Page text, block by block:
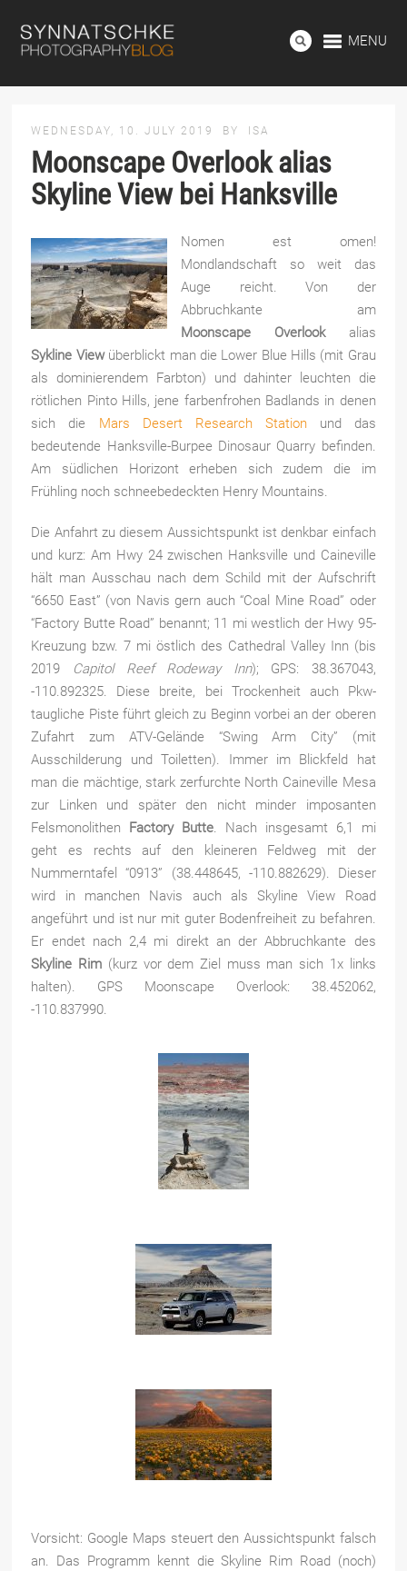
MENU
WEDNESDAY, 10. JULY 2019 BY ISA
Moonscape Overlook alias
Skyline View bei Hanksville
Nomen est omen!
Mondlandschaft so weit das
Auge reicht. Von der
Abbruchkante am
Moonscape Overlookalias
Sykline Viewüberblickt man die Lower Blue Hills (mit Grau
als dominierendem Farbton) und dahinter leuchten die
rötlichen Pinto Hills, jene farbenfrohen Badlands in denen
sich die Mars Desert Research Stationund das
bedeutende Hanksville-Burpee Dinosaur Quarry befinden.
Am südlichen Horizont erheben sich zudem die im
Frühling noch schneebedeckten Henry Mountains.
Die Anfahrt zu diesem Aussichtspunkt ist denkbar einfach
und kurz: Am Hwy 24 zwischen Hanksville und Caineville
hält man Ausschau nach dem Schild mit der Aufschrift
“6650 East” (von Navis gern auch “Coal Mine Road” oder
“Factory Butte Road” benannt; 11 mi westlich der Hwy 95-
Kreuzung bzw. 7 mi östlich des Cathedral Valley Inn (bis
2019
Capitol Reef Rodeway Inn); GPS: 38.367043,
-110.892325. Diese breite, bei Trockenheit auch Pkw-
taugliche Piste führt gleich zu Beginn vorbei an der oberen
Zufahrt zum ATV-Gelände “Swing Arm City” (mit
Ausschilderung und Toiletten). Immer im Blickfeld hat
man die mächtige, stark zerfurchte North Caineville Mesa
zur Linken und später den nicht minder imposanten
Felsmonolithen Factory Butte. Nach insgesamt 6,1 mi
geht es rechts auf den kleineren Feldweg mit der
Nummerntafel “0913” (38.448645, -110.882629). Dieser
wird in manchen Navis auch als Skyline View Road
angeführt und ist nur mit guter Bodenfreiheit zu befahren.
Er endet nach 2,4 mi direkt an der Abbruchkante des
Skyline Rim (kurz vor dem Ziel muss man sich 1x links
halten). GPS Moonscape Overlook: 38.452062,
-110.837990.
Vorsicht: Google Maps steuert den Aussichtspunkt falsch
an. Das Programm kennt die Skyline Rim Road (noch)